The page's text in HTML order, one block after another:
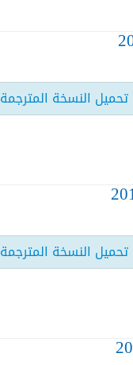
تحميل النسخة المترجمة
تحميل النسخة المترجمة